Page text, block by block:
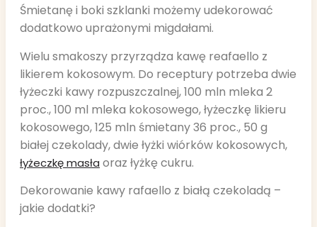
Śmietanę i boki szklanki możemy udekorować
dodatkowo uprażonymi migdałami.
Wielu smakoszy przyrządza kawę reafaello z
likierem kokosowym. Do receptury potrzeba dwie
łyżeczki kawy rozpuszczalnej, 100 mln mleka 2
proc., 100 ml mleka kokosowego, łyżeczkę likieru
kokosowego, 125 mln śmietany 36 proc., 50 g
białej czekolady, dwie łyżki wiórków kokosowych,
łyżeczkę masła oraz łyżkę cukru.
Dekorowanie kawy rafaello z białą czekoladą –
jakie dodatki?